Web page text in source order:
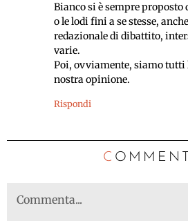
Bianco si è sempre
o le lodi fini a se stesse,
redazionale di dibattito,
varie.
Poi, ovviamente, siamo tutti
nostra opinione.
Rispondi
C